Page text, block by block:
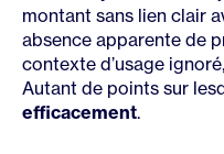
montant sans lien clair
absence apparente de
contexte d’usage
Autant de points sur
efficacement.